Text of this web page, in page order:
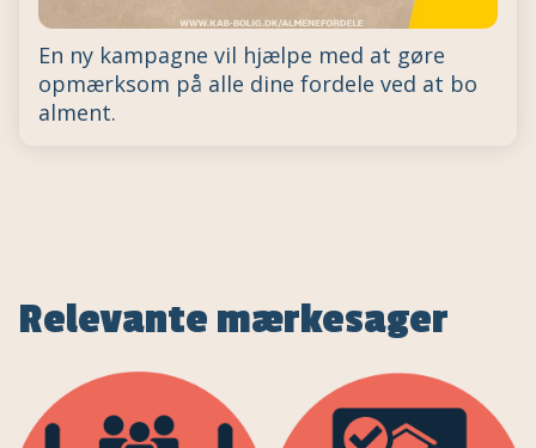
En ny kampagne vil hjælpe med at gøre
opmærksom på alle dine fordele ved at bo
alment.
Relevante mærkesager